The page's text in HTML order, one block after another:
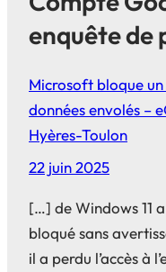
enquête de
Microsoft bloque
données envolés –
Hyères-Toulon
22 juin 2025
[…] de Windows 11
bloqué sans
il a perdu l’accès à